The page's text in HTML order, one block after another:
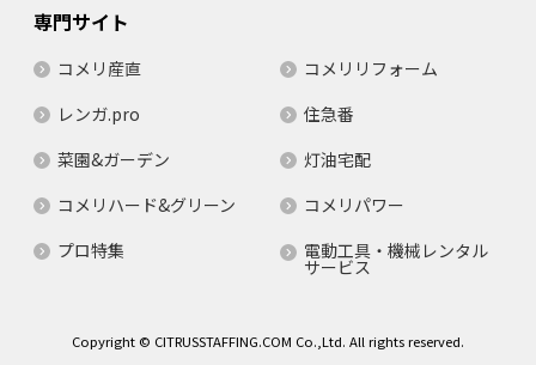
専門サイト
コメリ産直
コメリリフォーム
レンガ.pro
住急番
菜園&ガーデン
灯油宅配
コメリハード&グリーン
コメリパワー
プロ特集
電動工具・機械レンタル
サービス
Copyright © CITRUSSTAFFING.COM Co.,Ltd. All rights reserved.